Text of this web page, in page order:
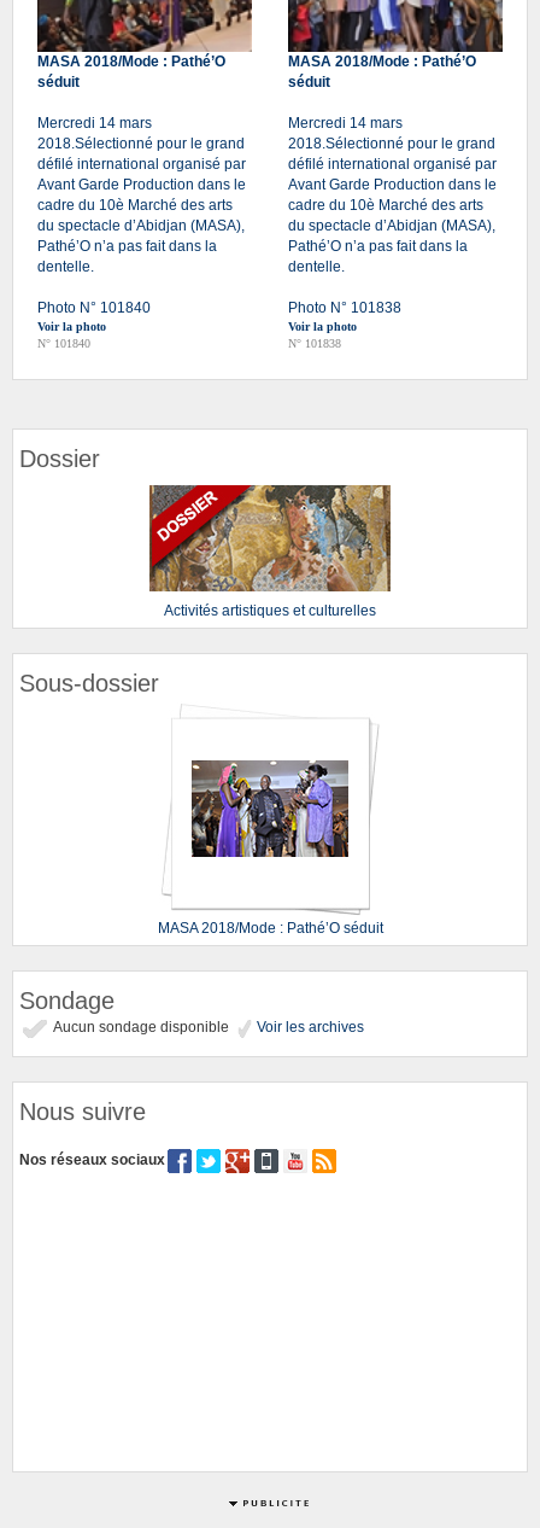
MASA 2018/Mode : Pathé’O
séduit
Mercredi 14 mars
2018.Sélectionné pour le grand
défilé international organisé par
Avant Garde Production dans le
cadre du 10è Marché des arts
du spectacle d’Abidjan (MASA),
Pathé’O n’a pas fait dans la
dentelle.
Photo N° 101840
Voir la photo
N° 101840
MASA 2018/Mode : Pathé’O
séduit
Mercredi 14 mars
2018.Sélectionné pour le grand
défilé international organisé par
Avant Garde Production dans le
cadre du 10è Marché des arts
du spectacle d’Abidjan (MASA),
Pathé’O n’a pas fait dans la
dentelle.
Photo N° 101838
Voir la photo
N° 101838
Dossier
Activités artistiques et culturelles
Sous-dossier
MASA 2018/Mode : Pathé’O séduit
Sondage
Aucun sondage disponible Voir les archives
Nous suivre
Nos réseaux sociaux